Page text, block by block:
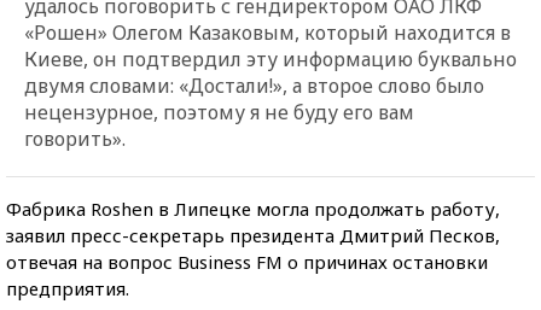
удалось поговорить с гендиректором ОАО ЛКФ
«Рошен» Олегом Казаковым, который находится в
Киеве, он подтвердил эту информацию буквально
двумя словами: «Достали!», а второе слово было
нецензурное, поэтому я не буду его вам
говорить».
Фабрика Roshen в Липецке могла продолжать работу,
заявил пресс-секретарь президента Дмитрий Песков,
отвечая на вопрос Business FM о причинах остановки
предприятия.